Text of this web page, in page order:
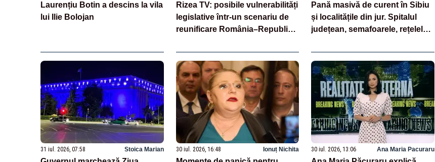
Laurențiu Botin a descins la vila
lui Ilie Bolojan
Rizea TV: posibile vulnerabilități
legislative într-un scenariu de
reunificare România–Republica
Pană masivă de curent în Sibiu
și localitățile din jur. Spitalul
județean, semafoarele, rețelele
31 iul. 2026, 07:58 Stoica Marian 30 iul. 2026, 16:48 Ionuț Nichita 30 iul. 2026, 13:06 Ana Maria Pacuraru